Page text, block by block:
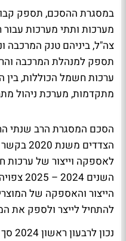
מערכות ותתי מערכות
צה"ל, ביניהם טנק המרכבה
תספק למנהלת המרכבה
ערכות חשמל הכוללות, בין
מתקדמות, מערכת ניהול
הסכם המסגרת הרב שנתי
הצדדים
לאספקה וייצור של
השנים
הייצור והאספקה של
להתחיל לייצר ולספק את